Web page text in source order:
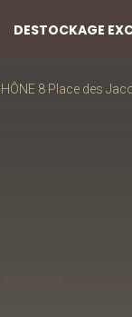
8 Place des
DESTOCKAGE